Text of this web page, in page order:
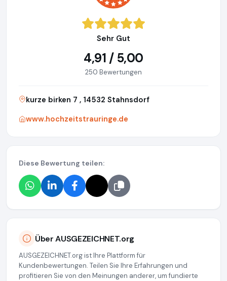
Sehr Gut
4,91 / 5,00
250 Bewertungen
kurze birken 7 , 14532 Stahnsdorf
www.hochzeitstrauringe.de
Diese Bewertung teilen:
Über AUSGEZEICHNET.org
AUSGEZEICHNET.org ist Ihre Plattform für
Kundenbewertungen. Teilen Sie Ihre Erfahrungen und
profitieren Sie von den Meinungen anderer, um fundierte